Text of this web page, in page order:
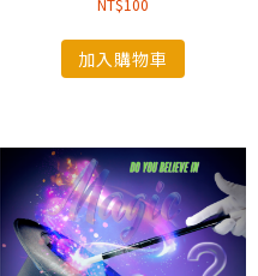
NT$100
加入購物車